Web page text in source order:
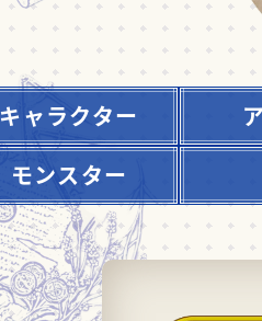
キャラクター
モンスター